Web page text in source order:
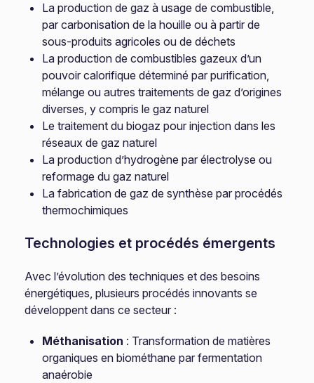
La production de gaz à usage de combustible,
par carbonisation de la houille ou à partir de
sous-produits agricoles ou de déchets
La production de combustibles gazeux d’un
pouvoir calorifique déterminé par purification,
mélange ou autres traitements de gaz d’origines
diverses, y compris le gaz naturel
Le traitement du biogaz pour injection dans les
réseaux de gaz naturel
La production d’hydrogène par électrolyse ou
reformage du gaz naturel
La fabrication de gaz de synthèse par procédés
thermochimiques
Technologies et procédés émergents
Avec l’évolution des techniques et des besoins
énergétiques, plusieurs procédés innovants se
développent dans ce secteur :
Méthanisation : Transformation de matières
organiques en biométhane par fermentation
anaérobie